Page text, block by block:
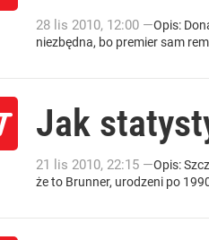
28 lis 2010, 12:00 —Opis:
niezbędna, bo premier sam
Jak
21 lis 2010, 22:15 —Opis:
że to Brunner, urodzeni po